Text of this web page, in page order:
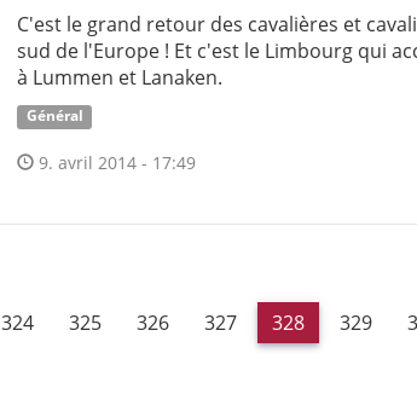
C'est le grand retour des cavalières et
sud de l'Europe ! Et c'est le Limbourg qui
à Lummen et Lanaken.
Général
9. avril 2014 - 17:49
324 325 326 327 328 329